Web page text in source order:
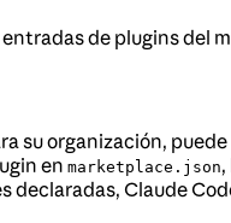
de plugins del
su organización,
en marketplace.json
declaradas, Claude